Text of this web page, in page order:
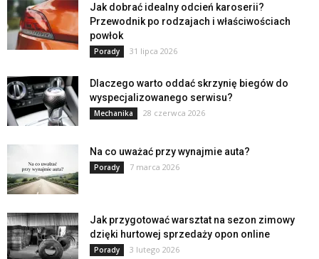
Jak dobrać idealny odcień karoserii?
Przewodnik po rodzajach i właściwościach
powłok
Porady 31 lipca 2026
Dlaczego warto oddać skrzynię biegów do
wyspecjalizowanego serwisu?
Mechanika 28 czerwca 2026
Na co uważać przy wynajmie auta?
Porady 7 marca 2026
Jak przygotować warsztat na sezon zimowy
dzięki hurtowej sprzedaży opon online
Porady 3 lutego 2026